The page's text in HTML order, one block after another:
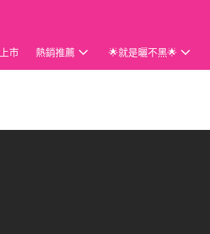
市 熱銷推薦 🌟就是曬不黑🌟